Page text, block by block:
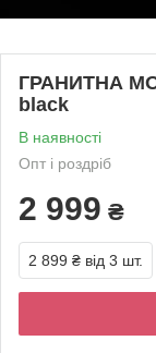
ГРАНИТНА
black
В наявності
Опт і роздріб
2 999 ₴
2 899 ₴ від 3 шт.